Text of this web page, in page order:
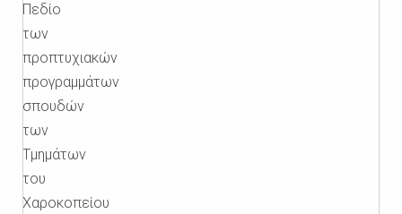
Πεδίο
των
προπτυχιακών
προγραμμάτων
σπουδών
των
Τμημάτων
του
Χαροκοπείου